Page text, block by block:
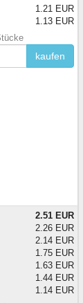
1.21 EUR
1.13 EUR
kaufen
2.51 EUR
2.26 EUR
2.14 EUR
1.75 EUR
1.63 EUR
1.44 EUR
1.14 EUR